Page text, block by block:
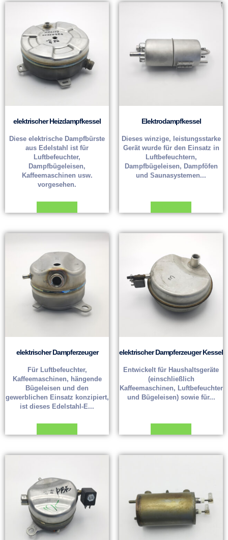
elektrischer Heizdampfkessel
Diese elektrische Dampfbürste
aus Edelstahl ist für
Luftbefeuchter,
Dampfbügeleisen,
Kaffeemaschinen usw.
vorgesehen.
Elektrodampfkessel
Dieses winzige, leistungsstarke
Gerät wurde für den Einsatz in
Luftbefeuchtern,
Dampfbügeleisen, Dampföfen
und Saunasystemen...
elektrischer Dampferzeuger
Für Luftbefeuchter,
Kaffeemaschinen, hängende
Bügeleisen und den
gewerblichen Einsatz konzipiert,
ist dieses Edelstahl-E...
elektrischer Dampferzeuger Kessel
Entwickelt für Haushaltsgeräte
(einschließlich
Kaffeemaschinen, Luftbefeuchter
und Bügeleisen) sowie für...